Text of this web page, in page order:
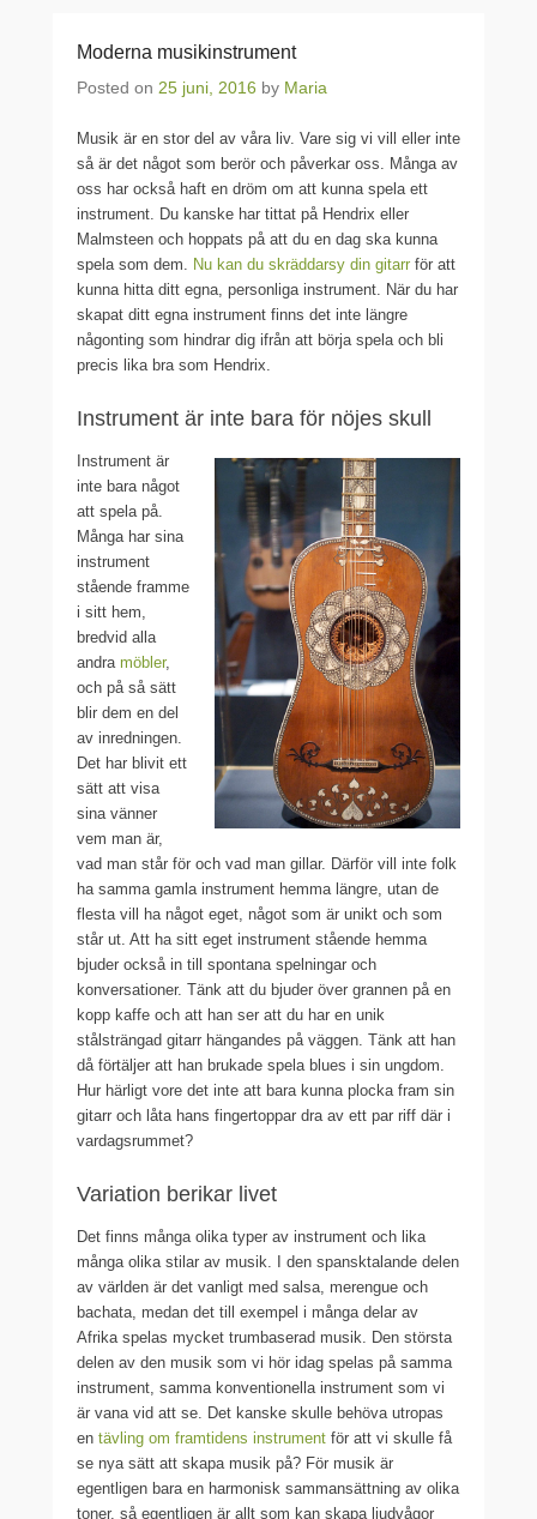
Moderna musikinstrument
Posted on 25 juni, 2016 by Maria
Musik är en stor del av våra liv. Vare sig vi vill eller inte
så är det något som berör och påverkar oss. Många av
oss har också haft en dröm om att kunna spela ett
instrument. Du kanske har tittat på Hendrix eller
Malmsteen och hoppats på att du en dag ska kunna
spela som dem. Nu kan du skräddarsy din gitarr för att
kunna hitta ditt egna, personliga instrument. När du har
skapat ditt egna instrument finns det inte längre
någonting som hindrar dig ifrån att börja spela och bli
precis lika bra som Hendrix.
Instrument är inte bara för nöjes skull
Instrument är
inte bara något
att spela på.
Många har sina
instrument
stående framme
i sitt hem,
bredvid alla
andra möbler,
och på så sätt
blir dem en del
av inredningen.
Det har blivit ett
sätt att visa
sina vänner
vem man är,
vad man står för och vad man gillar. Därför vill inte folk
ha samma gamla instrument hemma längre, utan de
flesta vill ha något eget, något som är unikt och som
står ut. Att ha sitt eget instrument stående hemma
bjuder också in till spontana spelningar och
konversationer. Tänk att du bjuder över grannen på en
kopp kaffe och att han ser att du har en unik
stålsträngad gitarr hängandes på väggen. Tänk att han
då förtäljer att han brukade spela blues i sin ungdom.
Hur härligt vore det inte att bara kunna plocka fram sin
gitarr och låta hans fingertoppar dra av ett par riff där i
vardagsrummet?
Variation berikar livet
Det finns många olika typer av instrument och lika
många olika stilar av musik. I den spansktalande delen
av världen är det vanligt med salsa, merengue och
bachata, medan det till exempel i många delar av
Afrika spelas mycket trumbaserad musik. Den största
delen av den musik som vi hör idag spelas på samma
instrument, samma konventionella instrument som vi
är vana vid att se. Det kanske skulle behöva utropas
en tävling om framtidens instrument för att vi skulle få
se nya sätt att skapa musik på? För musik är
egentligen bara en harmonisk sammansättning av olika
toner, så egentligen är allt som kan skapa ljudvågor